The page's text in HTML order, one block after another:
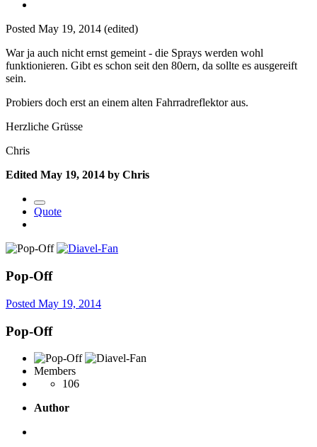
Posted May 19, 2014 (edited)
War ja auch nicht ernst gemeint - die Sprays werden wohl
funktionieren. Gibt es schon seit den 80ern, da sollte es ausgereift
sein.
Probiers doch erst an einem alten Fahrradreflektor aus.
Herzliche Grüsse
Chris
Edited May 19, 2014 by Chris
Quote
Pop-Off
Posted May 19, 2014
Pop-Off
Members
106
Author